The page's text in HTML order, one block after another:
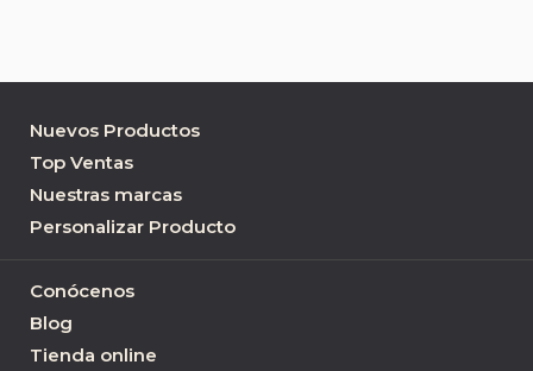
Nuevos Productos
Top Ventas
Nuestras marcas
Personalizar Producto
Conócenos
Blog
Tienda online